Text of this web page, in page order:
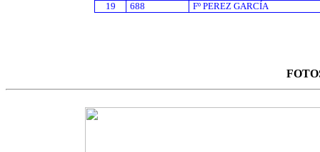
19
688 Fº PEREZ GARCÍA